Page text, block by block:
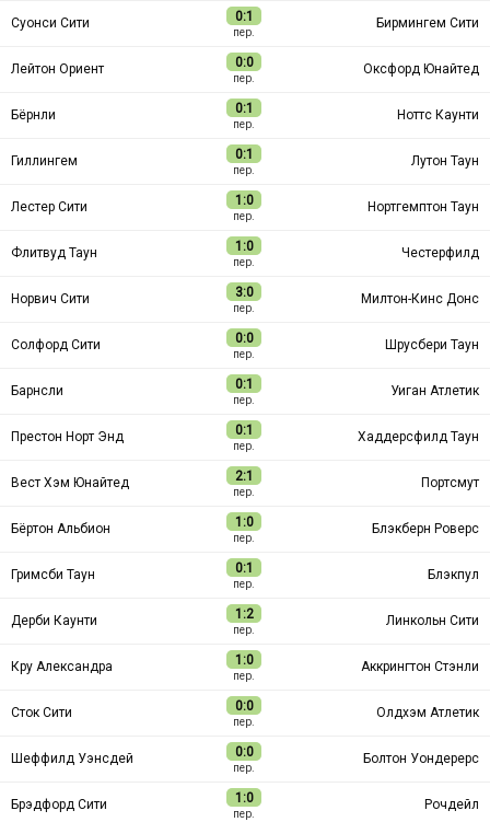
Суонси Сити 0:1
пер.
Бирмингем Сити
Лейтон Ориент 0:0
пер.
Оксфорд Юнайтед
Бёрнли 0:1
пер.
Ноттс Каунти
Гиллингем 0:1
пер.
Лутон Таун
Лестер Сити 1:0
пер.
Нортгемптон Таун
Флитвуд Таун 1:0
пер.
Честерфилд
Норвич Сити 3:0
пер.
Милтон-Кинс Донс
Солфорд Сити 0:0
пер.
Шрусбери Таун
Барнсли 0:1
пер.
Уиган Атлетик
Престон Норт Энд 0:1
пер.
Хаддерсфилд Таун
Вест Хэм Юнайтед 2:1
пер.
Портсмут
Бёртон Альбион 1:0
пер.
Блэкберн Роверс
Гримсби Таун 0:1
пер.
Блэкпул
Дерби Каунти 1:2
пер.
Линкольн Сити
Кру Александра 1:0
пер.
Аккрингтон Стэнли
Сток Сити 0:0
пер.
Олдхэм Атлетик
Шеффилд Уэнсдей 0:0
пер.
Болтон Уондерерс
Брэдфорд Сити 1:0
пер.
Рочдейл